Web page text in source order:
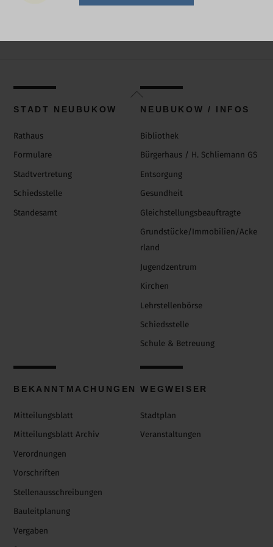
Back
To
STADT NEUBUKOW
Rathaus
Formulare
Stadtvertretung
Schiedsstelle
Standesamt
NEUBUKOW / INFOS
Bibliothek
Bürgerhaus / H. Schliemann GS
Entsorgung
Gesundheit
Gleichstellungsbeauftragte
Grundstücke/Immobilien/Acke
rland
Jugendzentrum
Kirchen
Lehrstellenbörse
Schiedsstelle
Schule & Betreuung
BEKANNTMACHUNGEN
Mitteilungsblatt
Mitteilungsblatt Archiv
Verordnungen
Vorschriften
Stellenausschreibungen
Bauleitplanung
Vergaben
WEGWEISER
Stadtplan
Veranstaltungen